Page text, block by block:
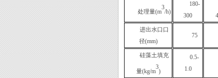
处理量(m
3
/h)
180-
300
进出水口口
径(mm)
75
硅藻土填充
量(kg/m
3
)
0.5-
1.0